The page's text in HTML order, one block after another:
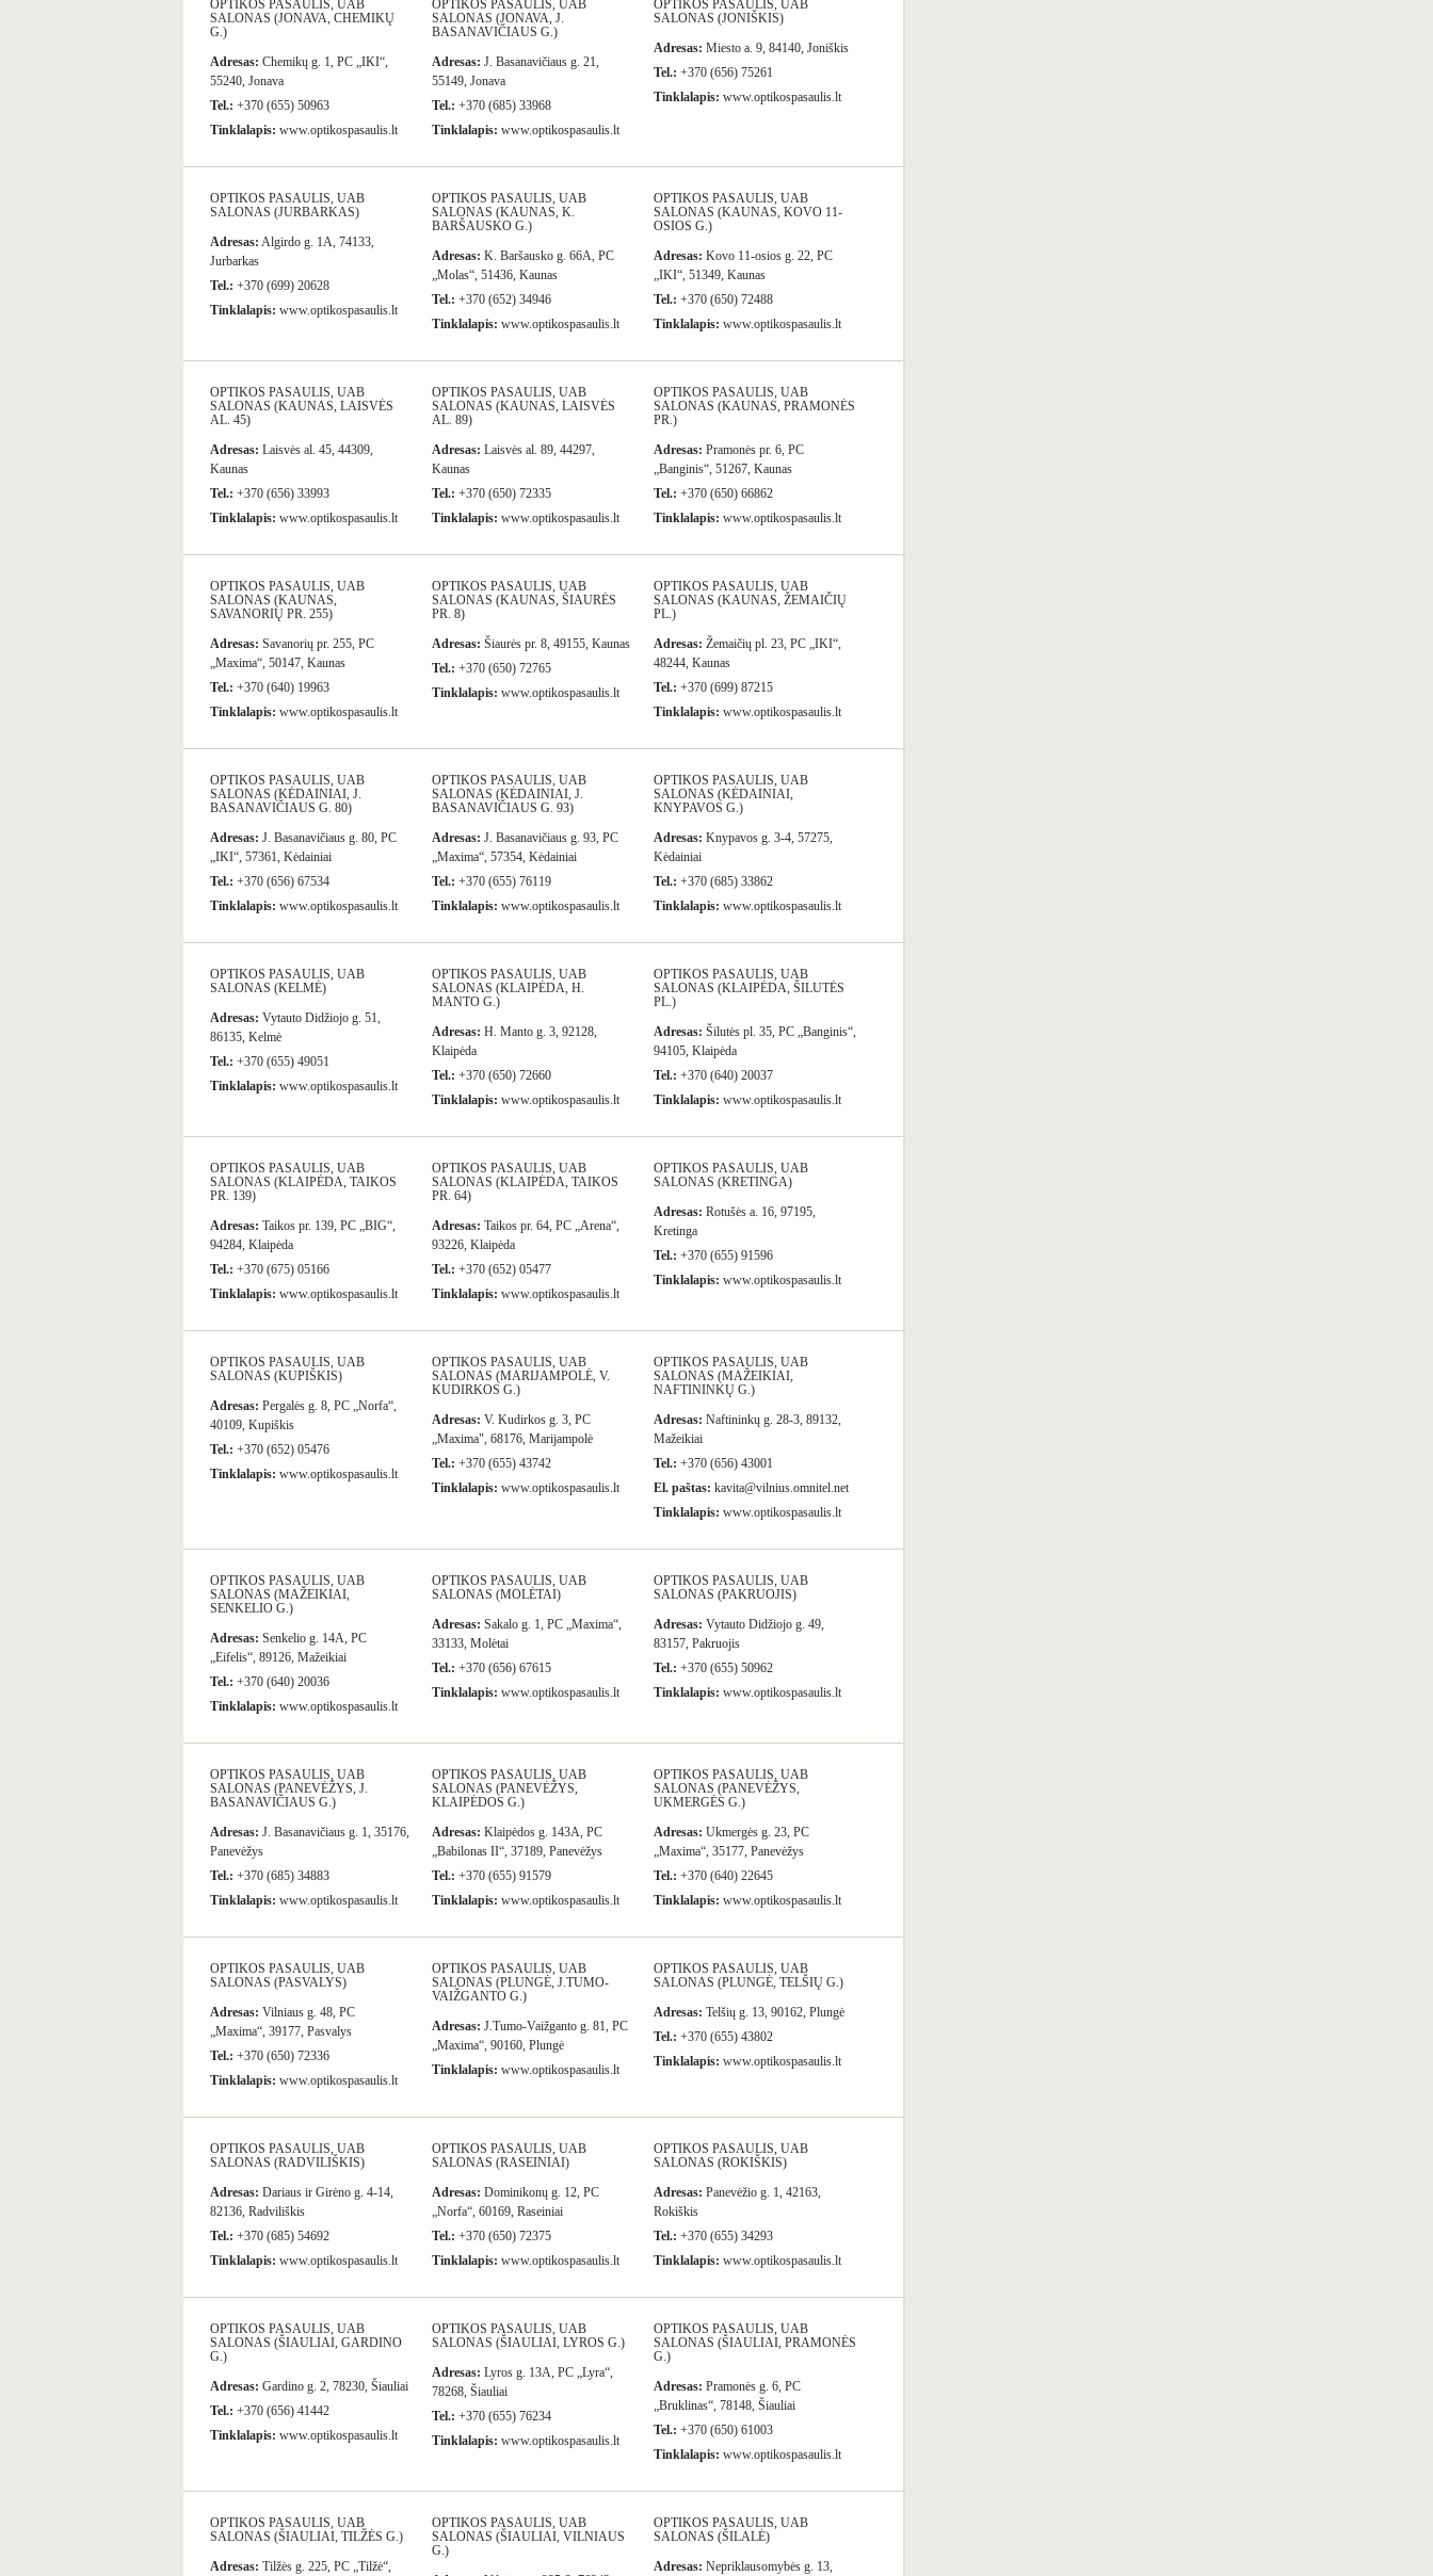
OPTIKOS PASAULIS, UAB
SALONAS (JONAVA, CHEMIKŲ
G.)
Adresas: Chemikų g. 1, PC „IKI“,
55240, Jonava
Tel.: +370 (655) 50963
Tinklalapis: www.optikospasaulis.lt
OPTIKOS PASAULIS, UAB
SALONAS (JONAVA, J.
BASANAVIČIAUS G.)
Adresas: J. Basanavičiaus g. 21,
55149, Jonava
Tel.: +370 (685) 33968
Tinklalapis: www.optikospasaulis.lt
OPTIKOS PASAULIS, UAB
SALONAS (JONIŠKIS)
Adresas: Miesto a. 9, 84140, Joniškis
Tel.: +370 (656) 75261
Tinklalapis: www.optikospasaulis.lt
OPTIKOS PASAULIS, UAB
SALONAS (JURBARKAS)
Adresas: Algirdo g. 1A, 74133,
Jurbarkas
Tel.: +370 (699) 20628
Tinklalapis: www.optikospasaulis.lt
OPTIKOS PASAULIS, UAB
SALONAS (KAUNAS, K.
BARŠAUSKO G.)
Adresas: K. Baršausko g. 66A, PC
„Molas“, 51436, Kaunas
Tel.: +370 (652) 34946
Tinklalapis: www.optikospasaulis.lt
OPTIKOS PASAULIS, UAB
SALONAS (KAUNAS, KOVO 11-
OSIOS G.)
Adresas: Kovo 11-osios g. 22, PC
„IKI“, 51349, Kaunas
Tel.: +370 (650) 72488
Tinklalapis: www.optikospasaulis.lt
OPTIKOS PASAULIS, UAB
SALONAS (KAUNAS, LAISVĖS
AL. 45)
Adresas: Laisvės al. 45, 44309,
Kaunas
Tel.: +370 (656) 33993
Tinklalapis: www.optikospasaulis.lt
OPTIKOS PASAULIS, UAB
SALONAS (KAUNAS, LAISVĖS
AL. 89)
Adresas: Laisvės al. 89, 44297,
Kaunas
Tel.: +370 (650) 72335
Tinklalapis: www.optikospasaulis.lt
OPTIKOS PASAULIS, UAB
SALONAS (KAUNAS, PRAMONĖS
PR.)
Adresas: Pramonės pr. 6, PC
„Banginis“, 51267, Kaunas
Tel.: +370 (650) 66862
Tinklalapis: www.optikospasaulis.lt
OPTIKOS PASAULIS, UAB
SALONAS (KAUNAS,
SAVANORIŲ PR. 255)
Adresas: Savanorių pr. 255, PC
„Maxima“, 50147, Kaunas
Tel.: +370 (640) 19963
Tinklalapis: www.optikospasaulis.lt
OPTIKOS PASAULIS, UAB
SALONAS (KAUNAS, ŠIAURĖS
PR. 8)
Adresas: Šiaurės pr. 8, 49155, Kaunas
Tel.: +370 (650) 72765
Tinklalapis: www.optikospasaulis.lt
OPTIKOS PASAULIS, UAB
SALONAS (KAUNAS, ŽEMAIČIŲ
PL.)
Adresas: Žemaičių pl. 23, PC „IKI“,
48244, Kaunas
Tel.: +370 (699) 87215
Tinklalapis: www.optikospasaulis.lt
OPTIKOS PASAULIS, UAB
SALONAS (KĖDAINIAI, J.
BASANAVIČIAUS G. 80)
Adresas: J. Basanavičiaus g. 80, PC
„IKI“, 57361, Kėdainiai
Tel.: +370 (656) 67534
Tinklalapis: www.optikospasaulis.lt
OPTIKOS PASAULIS, UAB
SALONAS (KĖDAINIAI, J.
BASANAVIČIAUS G. 93)
Adresas: J. Basanavičiaus g. 93, PC
„Maxima“, 57354, Kėdainiai
Tel.: +370 (655) 76119
Tinklalapis: www.optikospasaulis.lt
OPTIKOS PASAULIS, UAB
SALONAS (KĖDAINIAI,
KNYPAVOS G.)
Adresas: Knypavos g. 3-4, 57275,
Kėdainiai
Tel.: +370 (685) 33862
Tinklalapis: www.optikospasaulis.lt
OPTIKOS PASAULIS, UAB
SALONAS (KELMĖ)
Adresas: Vytauto Didžiojo g. 51,
86135, Kelmė
Tel.: +370 (655) 49051
Tinklalapis: www.optikospasaulis.lt
OPTIKOS PASAULIS, UAB
SALONAS (KLAIPĖDA, H.
MANTO G.)
Adresas: H. Manto g. 3, 92128,
Klaipėda
Tel.: +370 (650) 72660
Tinklalapis: www.optikospasaulis.lt
OPTIKOS PASAULIS, UAB
SALONAS (KLAIPĖDA, ŠILUTĖS
PL.)
Adresas: Šilutės pl. 35, PC „Banginis“,
94105, Klaipėda
Tel.: +370 (640) 20037
Tinklalapis: www.optikospasaulis.lt
OPTIKOS PASAULIS, UAB
SALONAS (KLAIPĖDA, TAIKOS
PR. 139)
Adresas: Taikos pr. 139, PC „BIG“,
94284, Klaipėda
Tel.: +370 (675) 05166
Tinklalapis: www.optikospasaulis.lt
OPTIKOS PASAULIS, UAB
SALONAS (KLAIPĖDA, TAIKOS
PR. 64)
Adresas: Taikos pr. 64, PC „Arena“,
93226, Klaipėda
Tel.: +370 (652) 05477
Tinklalapis: www.optikospasaulis.lt
OPTIKOS PASAULIS, UAB
SALONAS (KRETINGA)
Adresas: Rotušės a. 16, 97195,
Kretinga
Tel.: +370 (655) 91596
Tinklalapis: www.optikospasaulis.lt
OPTIKOS PASAULIS, UAB
SALONAS (KUPIŠKIS)
Adresas: Pergalės g. 8, PC „Norfa“,
40109, Kupiškis
Tel.: +370 (652) 05476
Tinklalapis: www.optikospasaulis.lt
OPTIKOS PASAULIS, UAB
SALONAS (MARIJAMPOLĖ, V.
KUDIRKOS G.)
Adresas: V. Kudirkos g. 3, PC
„Maxima", 68176, Marijampolė
Tel.: +370 (655) 43742
Tinklalapis: www.optikospasaulis.lt
OPTIKOS PASAULIS, UAB
SALONAS (MAŽEIKIAI,
NAFTININKŲ G.)
Adresas: Naftininkų g. 28-3, 89132,
Mažeikiai
Tel.: +370 (656) 43001
El. paštas: kavita@vilnius.omnitel.net
Tinklalapis: www.optikospasaulis.lt
OPTIKOS PASAULIS, UAB
SALONAS (MAŽEIKIAI,
SENKELIO G.)
Adresas: Senkelio g. 14A, PC
„Eifelis“, 89126, Mažeikiai
Tel.: +370 (640) 20036
Tinklalapis: www.optikospasaulis.lt
OPTIKOS PASAULIS, UAB
SALONAS (MOLĖTAI)
Adresas: Sakalo g. 1, PC „Maxima“,
33133, Molėtai
Tel.: +370 (656) 67615
Tinklalapis: www.optikospasaulis.lt
OPTIKOS PASAULIS, UAB
SALONAS (PAKRUOJIS)
Adresas: Vytauto Didžiojo g. 49,
83157, Pakruojis
Tel.: +370 (655) 50962
Tinklalapis: www.optikospasaulis.lt
OPTIKOS PASAULIS, UAB
SALONAS (PANEVĖŽYS, J.
BASANAVIČIAUS G.)
Adresas: J. Basanavičiaus g. 1, 35176,
Panevėžys
Tel.: +370 (685) 34883
Tinklalapis: www.optikospasaulis.lt
OPTIKOS PASAULIS, UAB
SALONAS (PANEVĖŽYS,
KLAIPĖDOS G.)
Adresas: Klaipėdos g. 143A, PC
„Babilonas II“, 37189, Panevėžys
Tel.: +370 (655) 91579
Tinklalapis: www.optikospasaulis.lt
OPTIKOS PASAULIS, UAB
SALONAS (PANEVĖŽYS,
UKMERGĖS G.)
Adresas: Ukmergės g. 23, PC
„Maxima“, 35177, Panevėžys
Tel.: +370 (640) 22645
Tinklalapis: www.optikospasaulis.lt
OPTIKOS PASAULIS, UAB
SALONAS (PASVALYS)
Adresas: Vilniaus g. 48, PC
„Maxima“, 39177, Pasvalys
Tel.: +370 (650) 72336
Tinklalapis: www.optikospasaulis.lt
OPTIKOS PASAULIS, UAB
SALONAS (PLUNGĖ, J.TUMO-
VAIŽGANTO G.)
Adresas: J.Tumo-Vaižganto g. 81, PC
„Maxima“, 90160, Plungė
Tinklalapis: www.optikospasaulis.lt
OPTIKOS PASAULIS, UAB
SALONAS (PLUNGĖ, TELŠIŲ G.)
Adresas: Telšių g. 13, 90162, Plungė
Tel.: +370 (655) 43802
Tinklalapis: www.optikospasaulis.lt
OPTIKOS PASAULIS, UAB
SALONAS (RADVILIŠKIS)
Adresas: Dariaus ir Girėno g. 4-14,
82136, Radviliškis
Tel.: +370 (685) 54692
Tinklalapis: www.optikospasaulis.lt
OPTIKOS PASAULIS, UAB
SALONAS (RASEINIAI)
Adresas: Dominikonų g. 12, PC
„Norfa“, 60169, Raseiniai
Tel.: +370 (650) 72375
Tinklalapis: www.optikospasaulis.lt
OPTIKOS PASAULIS, UAB
SALONAS (ROKIŠKIS)
Adresas: Panevėžio g. 1, 42163,
Rokiškis
Tel.: +370 (655) 34293
Tinklalapis: www.optikospasaulis.lt
OPTIKOS PASAULIS, UAB
SALONAS (ŠIAULIAI, GARDINO
G.)
Adresas: Gardino g. 2, 78230, Šiauliai
Tel.: +370 (656) 41442
Tinklalapis: www.optikospasaulis.lt
OPTIKOS PASAULIS, UAB
SALONAS (ŠIAULIAI, LYROS G.)
Adresas: Lyros g. 13A, PC „Lyra“,
78268, Šiauliai
Tel.: +370 (655) 76234
Tinklalapis: www.optikospasaulis.lt
OPTIKOS PASAULIS, UAB
SALONAS (ŠIAULIAI, PRAMONĖS
G.)
Adresas: Pramonės g. 6, PC
„Bruklinas“, 78148, Šiauliai
Tel.: +370 (650) 61003
Tinklalapis: www.optikospasaulis.lt
OPTIKOS PASAULIS, UAB
SALONAS (ŠIAULIAI, TILŽĖS G.)
Adresas: Tilžės g. 225, PC „Tilžė“,
OPTIKOS PASAULIS, UAB
SALONAS (ŠIAULIAI, VILNIAUS
G.)
OPTIKOS PASAULIS, UAB
SALONAS (ŠILALĖ)
Adresas: Nepriklausomybės g. 13,